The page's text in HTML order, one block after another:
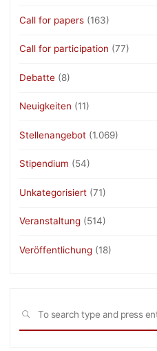
Call for papers (163)
Call for participation (77)
Debatte (8)
Neuigkeiten (11)
Stellenangebot (1.069)
Stipendium (54)
Unkategorisiert (71)
Veranstaltung (514)
Veröffentlichung (18)
SEARCH